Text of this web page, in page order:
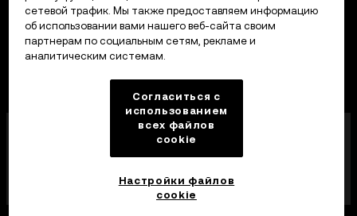
Компания OKX Europe Limited, работающая под
торговой маркой OKX, получила лицензию
поставщика услуг в сфере криптоактивов от MFSA
в соответствии со статьей 28 Закона о рынках
криптоактивов (глава 647 Свода законов Мальты).
сетевой трафик. Мы также предоставляем информацию
об использовании вами нашего веб-сайта своим
партнерам по социальным сетям, рекламе и
аналитическим системам.
Согласиться с
использованием
всех файлов
cookie
Настройки файлов
cookie